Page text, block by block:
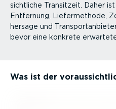
sicht­liche Transitzeit. Daher
Entfernung, Liefer­me­thode,
hersage und
bevor eine konkrete
Was ist der